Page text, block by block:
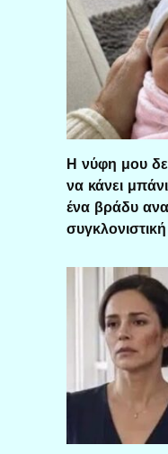
Η νύφη μου
να κάνει
ένα βράδυ